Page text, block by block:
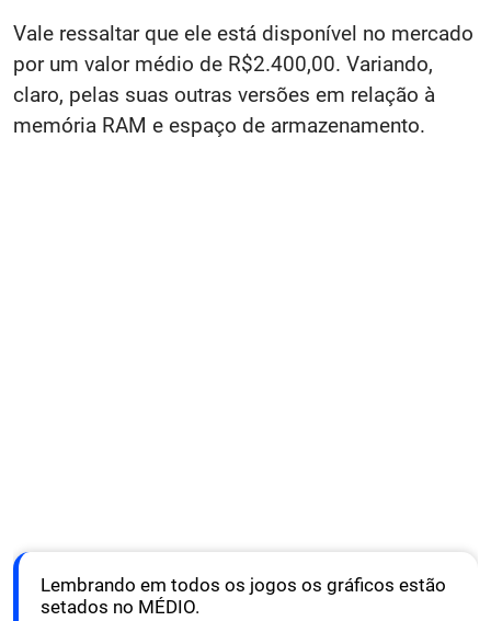
Vale ressaltar que ele está disponível no mercado
por um valor médio de R$2.400,00. Variando,
claro, pelas suas outras versões em relação à
memória RAM e espaço de armazenamento.
Lembrando em todos os jogos os gráficos estão
setados no MÉDIO.